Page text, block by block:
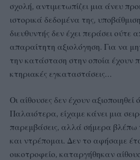
σχολή, αντιμετωπίζει μια άνευ
ιστορικά δεδομένα της,
διευθυντής δεν έχει περάσει ούτε
απαραίτητη αξιολόγηση. Για να
την κατάσταση στην οποία έχουν
κτηριακές εγκαταστάσεις…
Οι αίθουσες δεν έχουν αξιοποιηθεί
Παλαιότερα, είχαμε κάνει μια
παρεμβάσεις, αλλά σήμερα βλέπω
και ντρέπομαι. Δεν το αφήσαμε
οικοτροφείο, καταργήθηκαν